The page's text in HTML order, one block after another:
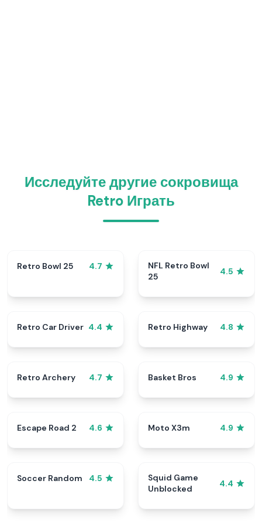
Исследуйте другие сокровища
Retro Играть
Retro Bowl 25 4.7
NFL Retro Bowl
25
4.5
Retro Car Driver 4.4 Retro Highway 4.8
Retro Archery 4.7 Basket Bros 4.9
Escape Road 2 4.6 Moto X3m 4.9
Soccer Random 4.5
Squid Game
Unblocked
4.4